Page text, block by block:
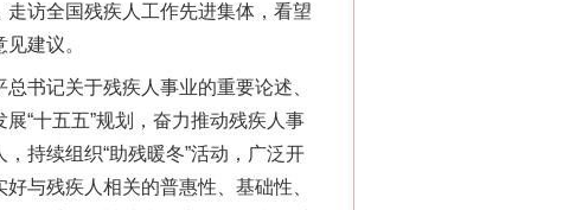
访全国残疾人工作先进集体，看望
建议。
书记关于残疾人事业的重要论述、
“十五五”规划，奋力推动残疾人事
持续组织“助残暖冬”活动，广泛开
与残疾人相关的普惠性、基础性、
“神药”背后的真相